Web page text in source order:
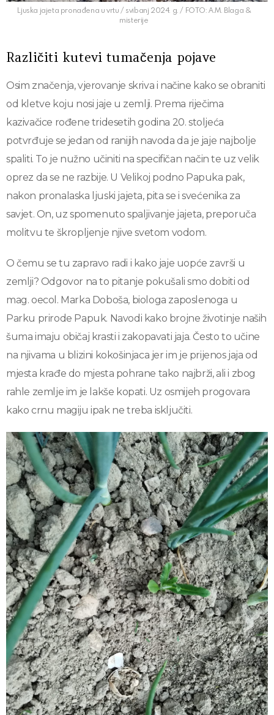
Ljuska jajeta pronađena u vrtu / svibanj 2024. g. / FOTO: A.M. Blaga &
misterije
Različiti kutevi tumačenja pojave
Osim značenja, vjerovanje skriva i načine kako se obraniti
od kletve koju nosi jaje u zemlji. Prema riječima
kazivačice rođene tridesetih godina 20. stoljeća
potvrđuje se jedan od ranijih navoda da je jaje najbolje
spaliti. To je nužno učiniti na specifičan način te uz velik
oprez da se ne razbije. U Velikoj podno Papuka pak,
nakon pronalaska ljuski jajeta, pita se i svećenika za
savjet. On, uz spomenuto spaljivanje jajeta, preporuča
molitvu te škropljenje njive svetom vodom.
O čemu se tu zapravo radi i kako jaje uopće završi u
zemlji? Odgovor na to pitanje pokušali smo dobiti od
mag. oecol. Marka Doboša, biologa zaposlenoga u
Parku prirode Papuk. Navodi kako brojne životinje naših
šuma imaju običaj krasti i zakopavati jaja. Često to učine
na njivama u blizini kokošinjaca jer im je prijenos jaja od
mjesta krađe do mjesta pohrane tako najbrži, ali i zbog
rahle zemlje im je lakše kopati. Uz osmijeh progovara
kako crnu magiju ipak ne treba isključiti.